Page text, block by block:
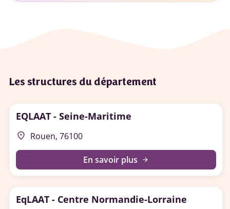
Les structures du département
EQLAAT - Seine-Maritime
place Rouen, 76100
En savoir plus arrow_forward
EqLAAT - Centre Normandie-Lorraine